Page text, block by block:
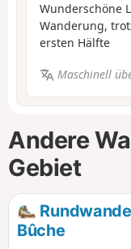
Wunderschöne
Wanderung,
ersten Hälfte
Maschinell
Andere
Gebiet
Bûche